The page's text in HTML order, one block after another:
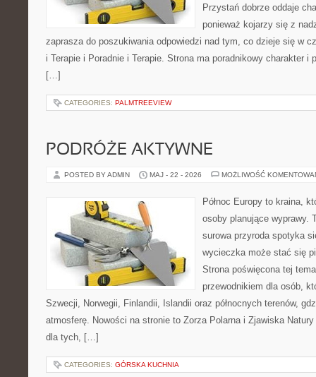
Przystań dobrze oddaje
ponieważ kojarzy się z
zaprasza do poszukiwania odpowiedzi nad tym, co dzieje się w
i Terapie i Poradnie i Terapie. Strona ma poradnikowy charakter i
[…]
CATEGORIES: PALMTREEVIEW
PODRÓŻE AKTYWNE
POSTED BY ADMIN MAJ - 22 - 2026 MOŻLIWOŚĆ
Północ Europy to kraina,
osoby planujące wyprawy.
surowa przyroda spotyka
wycieczka może stać się
Strona poświęcona tej
przewodnikiem dla osób,
Szwecji, Norwegii, Finlandii, Islandii oraz północnych terenów,
atmosferę. Nowości na stronie to Zorza Polarna i Zjawiska
dla tych, […]
CATEGORIES: GÓRSKA KUCHNIA